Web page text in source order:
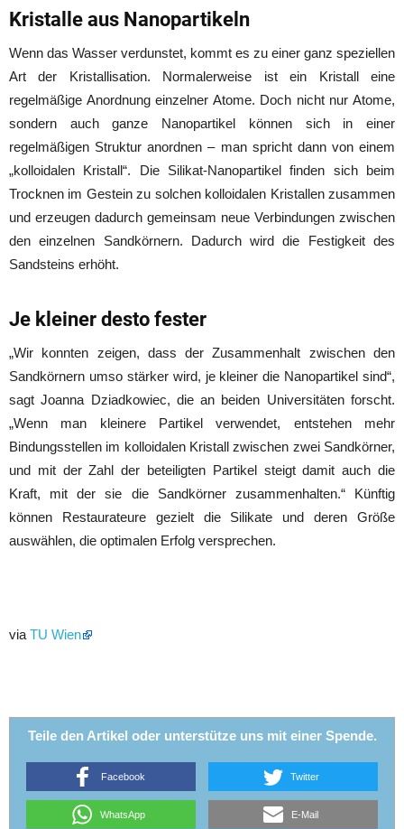
Kristalle aus Nanopartikeln
Wenn das Wasser verdunstet, kommt es zu einer ganz speziellen
Art der Kristallisation. Normalerweise ist ein Kristall eine
regelmäßige Anordnung einzelner Atome. Doch nicht nur Atome,
sondern auch ganze Nanopartikel können sich in einer
regelmäßigen Struktur anordnen – man spricht dann von einem
„kolloidalen Kristall“. Die Silikat-Nanopartikel finden sich beim
Trocknen im Gestein zu solchen kolloidalen Kristallen zusammen
und erzeugen dadurch gemeinsam neue Verbindungen zwischen
den einzelnen Sandkörnern. Dadurch wird die Festigkeit des
Sandsteins erhöht.
Je kleiner desto fester
„Wir konnten zeigen, dass der Zusammenhalt zwischen den
Sandkörnern umso stärker wird, je kleiner die Nanopartikel sind“,
sagt Joanna Dziadkowiec, die an beiden Universitäten forscht.
„Wenn man kleinere Partikel verwendet, entstehen mehr
Bindungsstellen im kolloidalen Kristall zwischen zwei Sandkörner,
und mit der Zahl der beteiligten Partikel steigt damit auch die
Kraft, mit der sie die Sandkörner zusammenhalten.“ Künftig
können Restaurateure gezielt die Silikate und deren Größe
auswählen, die optimalen Erfolg versprechen.
via TU Wien
Teile den Artikel oder unterstütze uns mit einer Spende.
Facebook Twitter
WhatsApp E-Mail